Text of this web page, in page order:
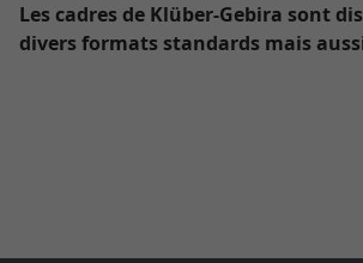
Les cadres de Klüber-Gebira sont
divers formats standards mais